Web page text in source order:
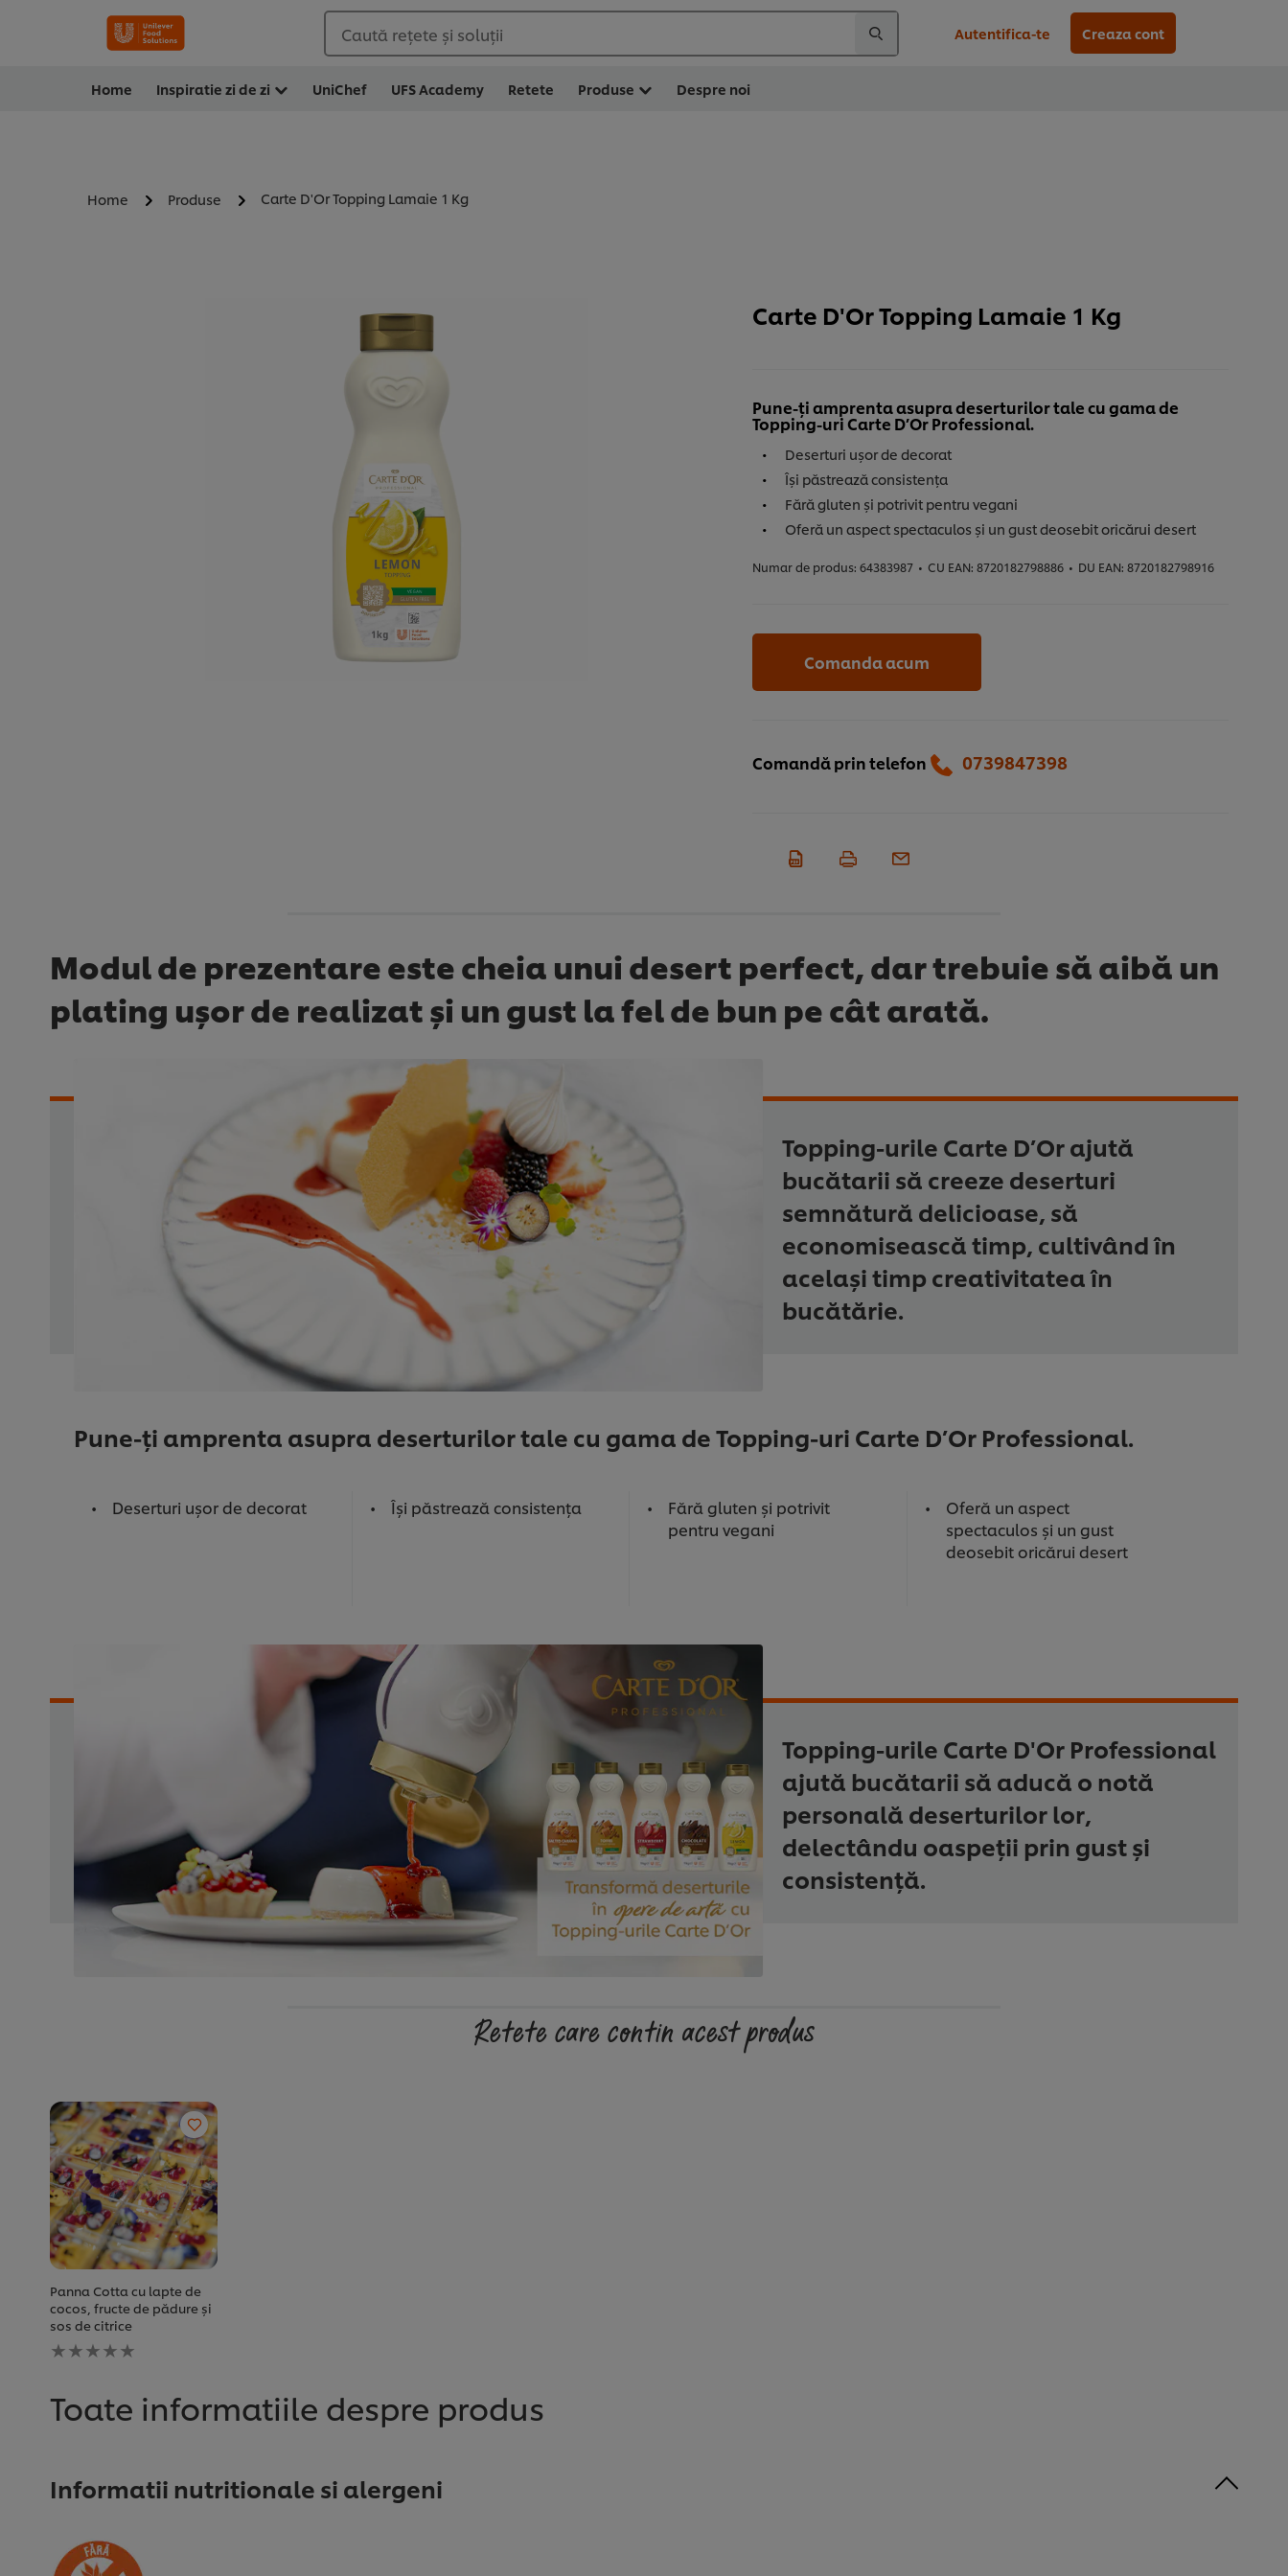
Caută rețete și soluții Autentifica-te Creaza cont
Home Inspiratie zi de zi UniChef UFS Academy Retete Produse Despre noi
Home Produse Carte D'Or Topping Lamaie 1 Kg
Carte D'Or Topping Lamaie 1 Kg
Pune-ți amprenta asupra deserturilor tale cu gama de
Topping-uri Carte D’Or Professional.
Deserturi ușor de decorat
Își păstrează consistența
Fără gluten și potrivit pentru vegani
Oferă un aspect spectaculos și un gust deosebit oricărui desert
Numar de produs: 64383987 • CU EAN: 8720182798886 • DU EAN: 8720182798916
Comanda acum
Comandă prin telefon 0739847398‬
Modul de prezentare este cheia unui desert perfect, dar trebuie să aibă un
plating ușor de realizat și un gust la fel de bun pe cât arată.
Topping-urile Carte D’Or ajută
bucătarii să creeze deserturi
semnătură delicioase, să
economisească timp, cultivând în
același timp creativitatea în
bucătărie.
Pune-ți amprenta asupra deserturilor tale cu gama de Topping-uri Carte D’Or Professional.
Deserturi ușor de decorat Își păstrează consistența
Fără gluten și potrivit
pentru vegani
Oferă un aspect
spectaculos și un gust
deosebit oricărui desert
Topping-urile Carte D'Or Professional
ajută bucătarii să aducă o notă
personală deserturilor lor,
delectându oaspeții prin gust și
consistență.
Retete care contin acest produs
Panna Cotta cu lapte de
cocos, fructe de pădure și
sos de citrice
Nu
au
evaluări
Toate informatiile despre produs
Informatii nutritionale si alergeni